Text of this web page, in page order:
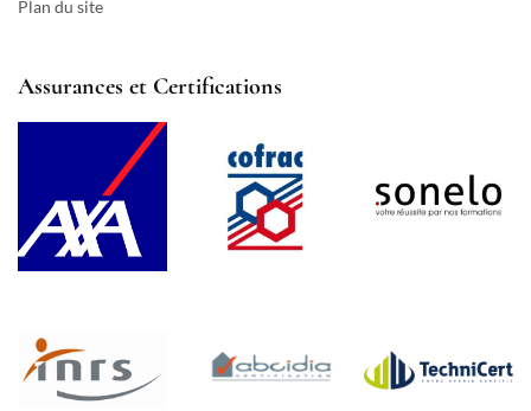
Plan du site
Assurances et Certifications